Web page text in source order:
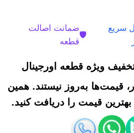
سریع
🛡️
ضمانت اصالت
قطعه
ویژه قطعه اورجینال
قیمت‌ها به‌روز نیستند. همین
بهترین قیمت را دریافت کنید.